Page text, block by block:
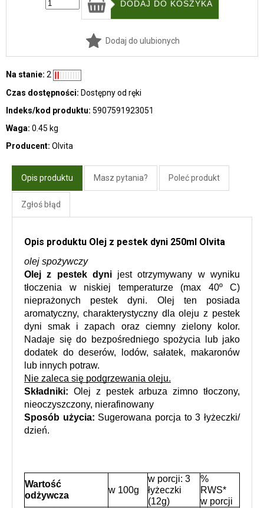
Dodaj do ulubionych
Na stanie: 2
Czas dostępności: Dostępny od ręki
Indeks/kod produktu: 5907591923051
Waga: 0.45 kg
Producent: Olvita
Opis produktu Masz pytania? Poleć produkt
Zgłoś błąd
Opis produktu Olej z pestek dyni 250ml Olvita
olej spożywczy
Olej z pestek dyni jest otrzymywany w wyniku
tłoczenia w niskiej temperaturze (max 40º C)
nieprażonych pestek dyni. Olej ten posiada
aromatyczny, charakterystyczny dla oleju z pestek
dyni smak i zapach oraz ciemny zielony kolor.
Nadaje się do bezpośredniego spożycia lub jako
dodatek do deserów, lodów, sałatek, makaronów
lub innych potraw.
Nie zaleca się podgrzewania oleju.
Składniki: Olej z pestek arbuza zimno tłoczony,
nieoczyszczony, nierafinowany
Sposób użycia: Sugerowana porcja to 3 łyżeczki/
dzień.
Wartość
odżywcza
w 100g
w porcji: 3
łyżeczki
(12g)
%
RWS*
w porcji